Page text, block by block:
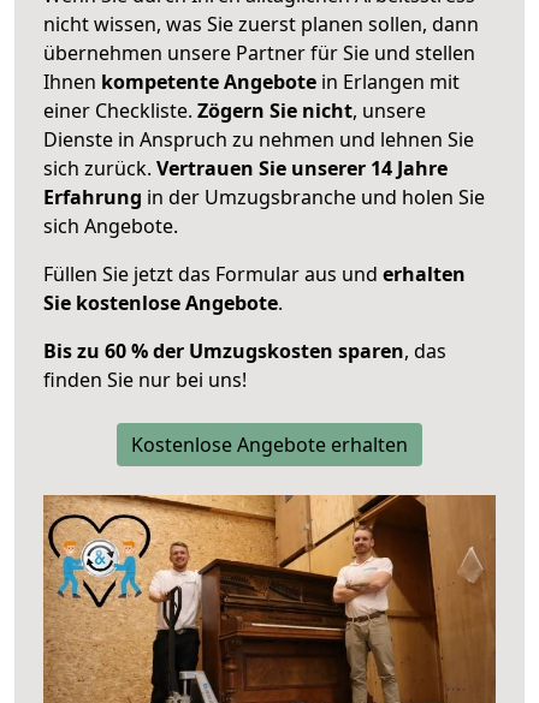
nicht wissen, was Sie zuerst planen sollen, dann
übernehmen unsere Partner für Sie und stellen
Ihnen kompetente Angebote in Erlangen mit
einer Checkliste. Zögern Sie nicht, unsere
Dienste in Anspruch zu nehmen und lehnen Sie
sich zurück. Vertrauen Sie unserer 14 Jahre
Erfahrung in der Umzugsbranche und holen Sie
sich Angebote.
Füllen Sie jetzt das Formular aus und erhalten
Sie kostenlose Angebote.
Bis zu 60 % der Umzugskosten sparen, das
finden Sie nur bei uns!
Kostenlose Angebote erhalten